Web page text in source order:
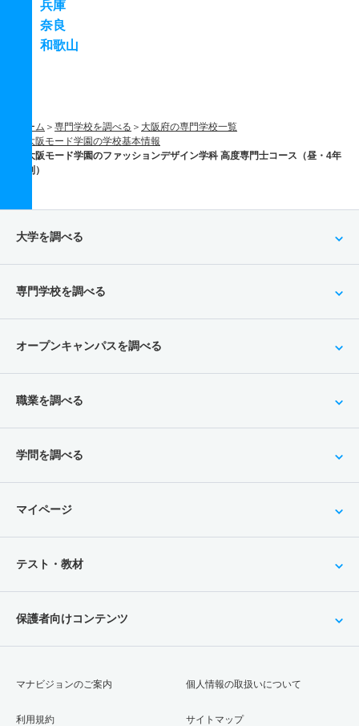
兵庫
奈良
和歌山
ホーム 専門学校を調べる
大阪府の専門学校一覧
大阪モード学園の学校基本情報
大阪モード学園のファッションデザイン学科 高度専門士コース（昼・4年
制）
大学を調べる
専門学校を調べる
オープンキャンパスを調べる
職業を調べる
学問を調べる
マイページ
テスト・教材
保護者向けコンテンツ
マナビジョンのご案内
利用規約
個人情報の取扱いについて
サイトマップ